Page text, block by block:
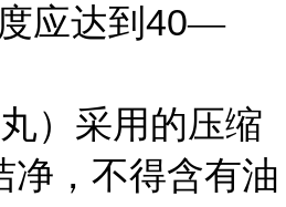
应达到 40—
）采用的压缩
净，不得含有油